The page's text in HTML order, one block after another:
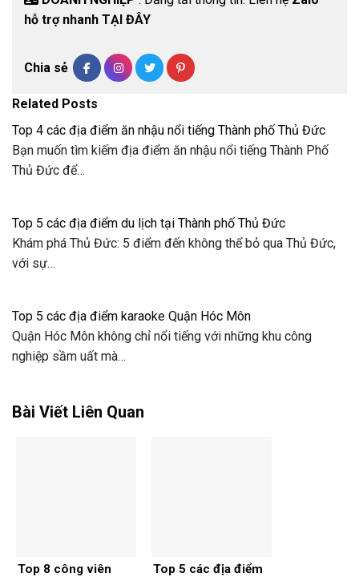
hỗ trợ nhanh TẠI ĐÂY
Chia sẻ
Related Posts
Top 4 các địa điểm ăn nhậu nổi tiếng Thành phố Thủ Đức
Bạn muốn tìm kiếm địa điểm ăn nhậu nổi tiếng Thành Phố
Thủ Đức để…
Top 5 các địa điểm du lịch tại Thành phố Thủ Đức
Khám phá Thủ Đức: 5 điểm đến không thể bỏ qua Thủ Đức,
với sự…
Top 5 các địa điểm karaoke Quận Hóc Môn
Quận Hóc Môn không chỉ nổi tiếng với những khu công
nghiệp sầm uất mà…
Bài Viết Liên Quan
Top 8 công viên
Top 5 các địa điểm